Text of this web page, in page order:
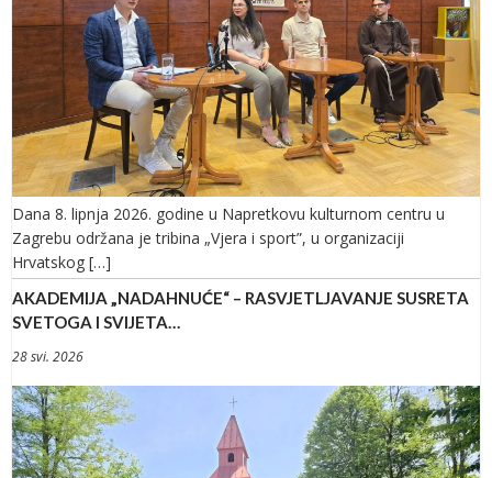
Dana 8. lipnja 2026. godine u Napretkovu kulturnom centru u
Zagrebu održana je tribina „Vjera i sport”, u organizaciji
Hrvatskog […]
AKADEMIJA „NADAHNUĆE“ – RASVJETLJAVANJE SUSRETA
SVETOGA I SVIJETA…
28 svi. 2026